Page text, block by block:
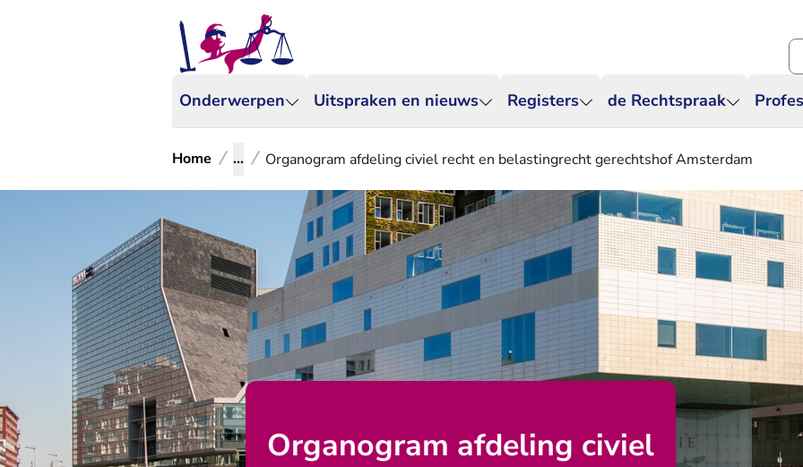
Onderwerpen Uitspraken en nieuws Registers de Rechtspraak
Home ... Organogram afdeling civiel recht en belastingrecht gerechtshof Amsterdam
Organogram afdeling civiel